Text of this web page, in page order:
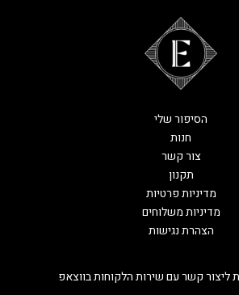
ליצור קשר עם שירות הלקוחות בווצאפ
הסיפור שלי
חנות
צור קשר
תקנון
מדיניות פרטיות
מדיניות משלוחים
הצהרת נגישות